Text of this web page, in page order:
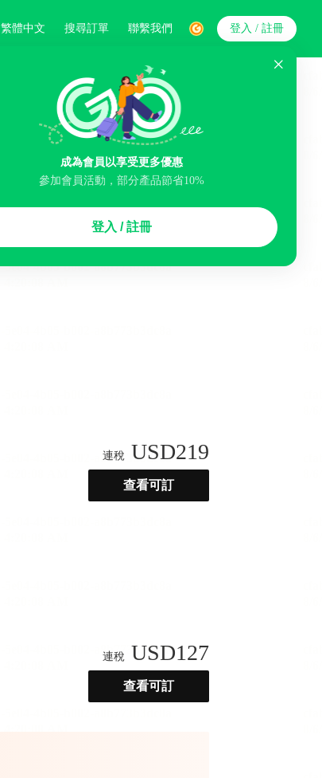
繁體中文 搜尋訂單 聯繫我們
成為會員以享受更多優惠
參加會員活動，部分產品節省10%
登入 / 註冊
登入 / 註冊
搜索
免費取消 民宿 泊車場
連稅 USD219
查看可訂
連稅 USD127
查看可訂